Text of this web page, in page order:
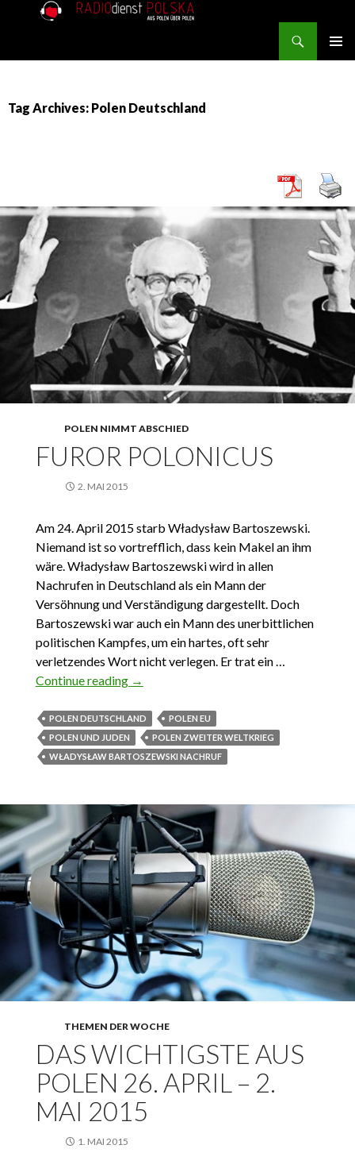
Tag Archives: Polen Deutschland
POLEN NIMMT ABSCHIED
FUROR POLONICUS
2. MAI 2015
Am 24. April 2015 starb Władysław Bartoszewski.
Niemand ist so vortrefflich, dass kein Makel an ihm
wäre. Władysław Bartoszewski wird in allen
Nachrufen in Deutschland als ein Mann der
Versöhnung und Verständigung dargestellt. Doch
Bartoszewski war auch ein Mann des unerbittlichen
politischen Kampfes, um ein hartes, oft sehr
verletzendes Wort nicht verlegen. Er trat ein …
Continue reading Furor Polonicus
→
POLEN DEUTSCHLAND
POLEN EU
POLEN UND JUDEN
POLEN ZWEITER WELTKRIEG
WŁADYSŁAW BARTOSZEWSKI NACHRUF
THEMEN DER WOCHE
DAS WICHTIGSTE AUS
POLEN 26. APRIL – 2.
MAI 2015
1. MAI 2015